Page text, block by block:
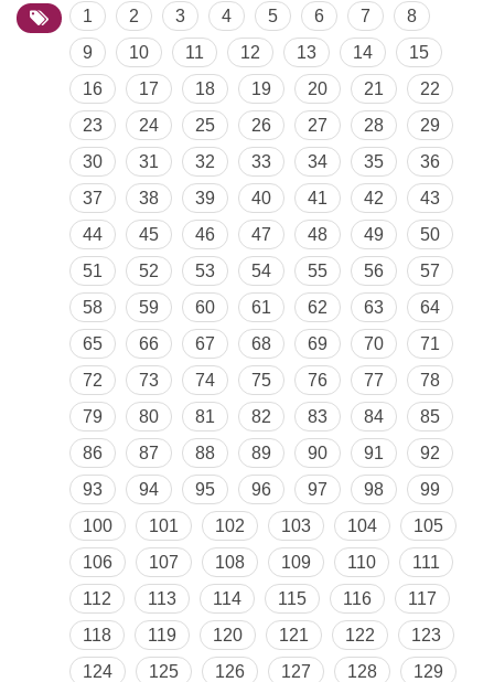
1 2 3 4 5 6 7
8
9
10 11 12 13 14
15
16
17 18 19 20 21
22
23
24 25 26 27 28
29
30
31 32 33 34 35
36
37
38 39 40 41 42
43
44
45 46 47 48 49
50
51
52 53 54 55 56
57
58
59 60 61 62 63
64
65
66 67 68 69 70
71
72
73 74 75 76 77
78
79
80 81 82 83 84
85
86
87 88 89 90 91
92
93
94 95 96 97 98
99
100
101 102 103 104
105
106
107 108 109 110
111
112
113 114 115 116
117
118
119 120 121 122
123
124
125 126 127 128
129